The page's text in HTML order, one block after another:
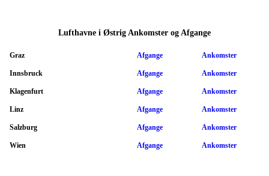
Lufthavne i Østrig Ankomster og Afgange
Graz Afgange Ankomster
Innsbruck Afgange Ankomster
Klagenfurt Afgange Ankomster
Linz Afgange Ankomster
Salzburg Afgange Ankomster
Wien Afgange Ankomster